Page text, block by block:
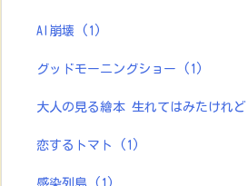
AI崩壊 (1)
グッドモーニングショー (1)
大人の見る繪本 生れてはみたけれど
恋するトマト (1)
感染列島 (1)